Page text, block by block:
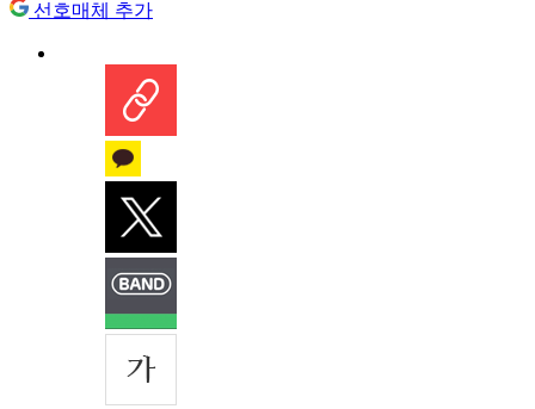
선호매체 추가